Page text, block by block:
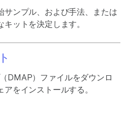
サンプル、および手法、または
ットを決定します。
DMAP）ファイルをダウンロ
をインストールする。